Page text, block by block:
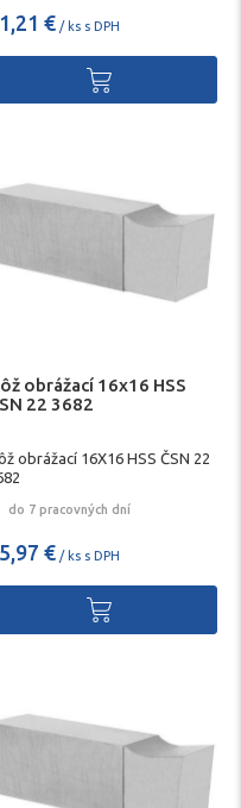
€ / ks s DPH
obrážací 16x16 HSS
22 3682
obrážací 16X16 HSS ČSN 22
do 7 pracovných dní
€ / ks s DPH